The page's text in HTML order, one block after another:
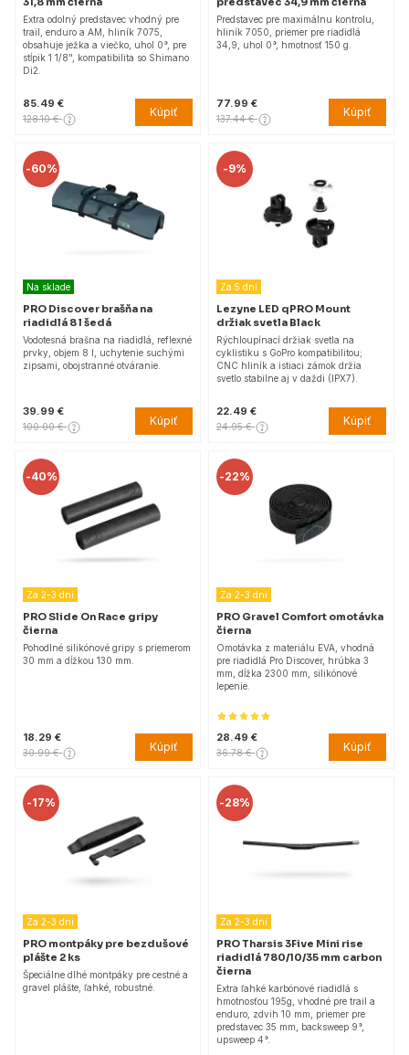
Extra odolný predstavec vhodný pre
trail, enduro a AM, hliník 7075,
obsahuje ježka a viečko, uhol 0°, pre
stĺpik 1 1/8", kompatibilita so Shimano
Di2.
85.49 €
128.10 € Kúpiť
Predstavec pre maximálnu kontrolu,
hliník 7050, priemer pre riadidlá
34,9, uhol 0°, hmotnosť 150 g.
77.99 €
137.44 € Kúpiť
-60%
Na sklade
PRO Discover brašňa na
riadidlá 8 l šedá
Vodotesná brašna na riadidlá, reflexné
prvky, objem 8 l, uchytenie suchými
zipsami, obojstranné otváranie.
39.99 €
100.00 € Kúpiť
-9%
Za 5 dní
Lezyne LED qPRO Mount
držiak svetla Black
Rýchloupínací držiak svetla na
cyklistiku s GoPro kompatibilitou;
CNC hliník a istiaci zámok držia
svetlo stabilne aj v daždi (IPX7).
22.49 €
24.95 € Kúpiť
-40%
Za 2-3 dni
PRO Slide On Race gripy
čierna
Pohodlné silikónové gripy s priemerom
30 mm a dĺžkou 130 mm.
18.29 €
30.99 € Kúpiť
-22%
Za 2-3 dni
PRO Gravel Comfort omotávka
čierna
Omotávka z materiálu EVA, vhodná
pre riadidlá Pro Discover, hrúbka 3
mm, dĺžka 2300 mm, silikónové
lepenie.
28.49 €
36.78 € Kúpiť
-17%
Za 2-3 dni
PRO montpáky pre bezdušové
plášte 2 ks
Špeciálne dlhé montpáky pre cestné a
gravel plášte, ľahké, robustné.
-28%
Za 2-3 dni
PRO Tharsis 3Five Mini rise
riadidlá 780/10/35 mm carbon
čierna
Extra ľahké karbónové riadidlá s
hmotnosťou 195g, vhodné pre trail a
enduro, zdvih 10 mm, priemer pre
predstavec 35 mm, backsweep 9°,
upsweep 4°.